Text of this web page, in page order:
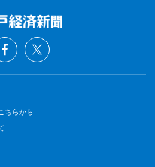
ちらから